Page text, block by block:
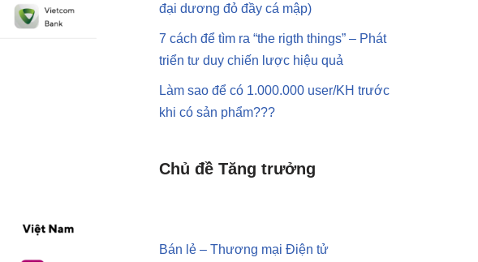
đại dương đỏ đầy cá mập)
7 cách để tìm ra “the rigth things” – Phát
triển tư duy chiến lược hiệu quả
Làm sao để có 1.000.000 user/KH trước
khi có sản phẩm???
Chủ đề Tăng trưởng
Bán lẻ – Thương mại Điện tử